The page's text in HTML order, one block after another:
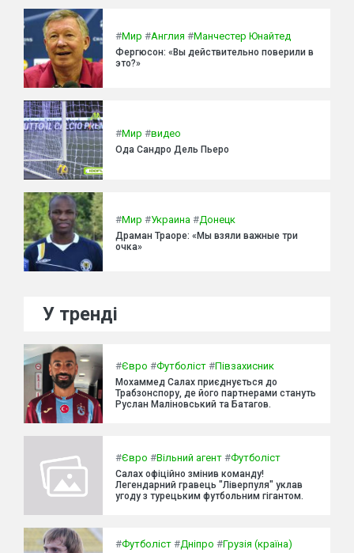
#Мир #Англия #Манчестер Юнайтед
Фергюсон: «Вы действительно поверили в
это?»
#Мир #видео
Ода Сандро Дель Пьеро
#Мир #Украина #Донецк
Драман Траоре: «Мы взяли важные три
очка»
У тренді
#Євро #Футболіст #Півзахисник
Мохаммед Салах приєднується до
Трабзонспору, де його партнерами стануть
Руслан Маліновський та Батагов.
#Євро #Вільний агент #Футболіст
Салах офіційно змінив команду!
Легендарний гравець "Ліверпуля" уклав
угоду з турецьким футбольним гігантом.
#Футболіст #Дніпро #Грузія (країна)